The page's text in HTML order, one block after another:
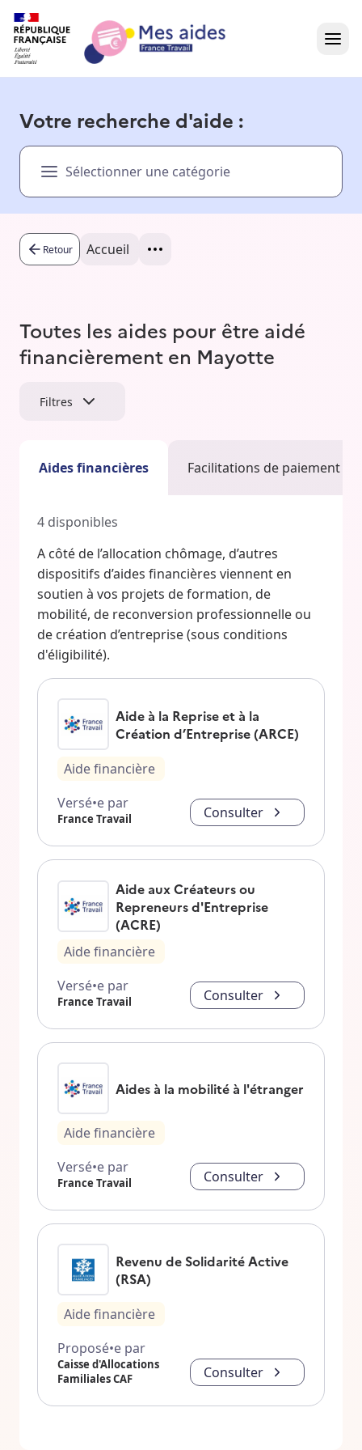
Présentation vidéo
Besoin d'aide ?
Votre recherche d'aide :
Sélectionner une catégorie
Retour Accueil
Toutes les aides pour être aidé
financièrement en Mayotte
Filtres
Aides financières Facilitations de paiement
4 disponibles
A côté de l’allocation chômage, d’autres
dispositifs d’aides financières viennent en
soutien à vos projets de formation, de
mobilité, de reconversion professionnelle ou
de création d’entreprise (sous conditions
d'éligibilité).
Aide à la Reprise et à la
Création d’Entreprise (ARCE)
Aide financière
Versé•e par
France Travail Consulter
Aide aux Créateurs ou
Repreneurs d'Entreprise
(ACRE)
Aide financière
Versé•e par
France Travail Consulter
Aides à la mobilité à l'étranger
Aide financière
Versé•e par
France Travail Consulter
Revenu de Solidarité Active
(RSA)
Aide financière
Proposé•e par
Caisse d'Allocations
Familiales CAF
Consulter